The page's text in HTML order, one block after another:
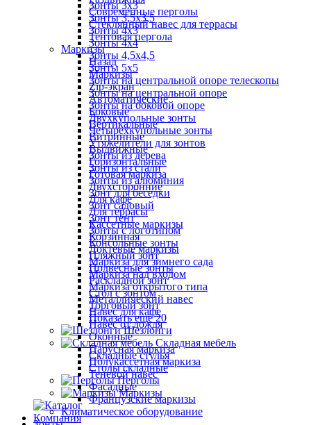
Зонты 3х3
Зонты 3,5х3,5
Зонты 4х3
Зонты 4х4
Зонты 4,5х4,5
Зонты 5х5
Зонты на центральной опоре телескопы
Зонты на центральной опоре
Зонты на боковой опоре
Двухкупольные зонты
Четырехкупольные зонты
Утяжелители для зонтов
Зонты из дерева
Зонты из стали
Зонты из алюминия
Зонт для беседки
Зонт садовый
Зонт тент
Зонты с логотипом
Консольные зонты
Пляжный зонт
Подвесные зонты
Раскладной зонт
Стол с зонтом
Торговый зонт
Показать ещё 20
Шезлонги
Складная мебель
Складные стулья
Столы складные
Перголы
Маркизы
Компания
Современные перголы
Стеклянный навес для террасы
Тентовая пергола
Маркизы
Назад
Маркизы
Zip-экран
Автоматические
Боковые
Вертикальные
Витринные
Выдвижные
Горизонтальные
Готовая маркиза
Двухсторонние
Для кафе
Для террасы
Кассетные маркизы
Корзинная
Локтевые маркизы
Маркиза для зимнего сада
Маркиза над входом
Маркиза открытого типа
Металлический навес
Навес для кафе
Навес от дождя
Оконные
Парусная маркиза
Полукассетная маркиза
Теневой навес
Фасадные
Французские маркизы
Климатическое оборудование